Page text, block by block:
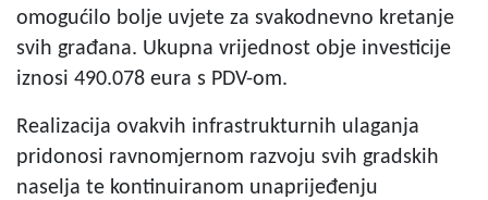
omogućilo bolje uvjete za svakodnevno kretanje
svih građana. Ukupna vrijednost obje investicije
iznosi 490.078 eura s PDV-om.
Realizacija ovakvih infrastrukturnih ulaganja
pridonosi ravnomjernom razvoju svih gradskih
naselja te kontinuiranom unaprijeđenju